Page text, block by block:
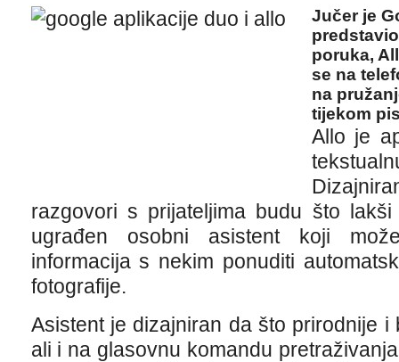
Jučer je
poruka,
se na
na
tijekom
Allo je
razgovori s prijateljima budu što
ugrađen osobni asistent koji
informacija s nekim ponuditi
fotografije.
Asistent je dizajniran da što prirodnije
ali i na glasovnu komandu